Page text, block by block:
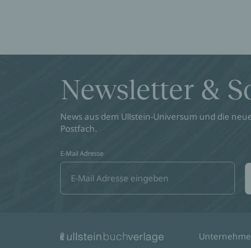
Newsletter &
News aus dem Ullstein-Universum und die
Postfach.
E-Mail Adresse